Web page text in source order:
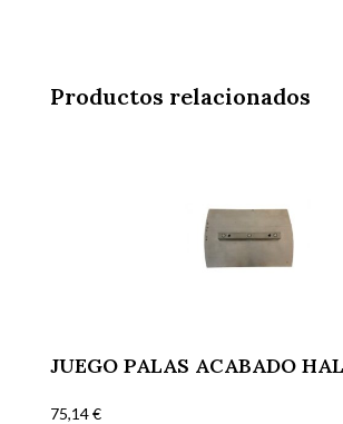
Productos relacionados
JUEGO PALAS ACABADO
75,14€